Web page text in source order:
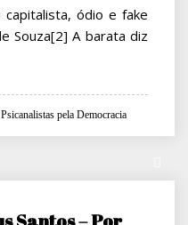
ódio e fake
Souza[2] A barata diz
pela Democracia